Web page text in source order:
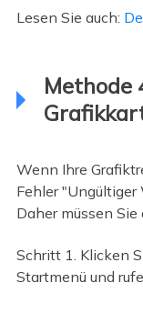
Lesen Sie auch:
Methode
Wenn Ihre
Fehler "Ungültiger
Daher müssen Sie
Schritt 1. Klicken
Startmenü und